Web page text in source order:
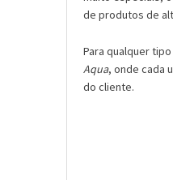
de produtos de
Para qualquer
Aqua, onde cada
do cliente.